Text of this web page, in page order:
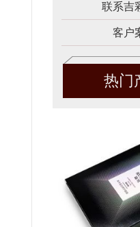
联系吉
客户
热门